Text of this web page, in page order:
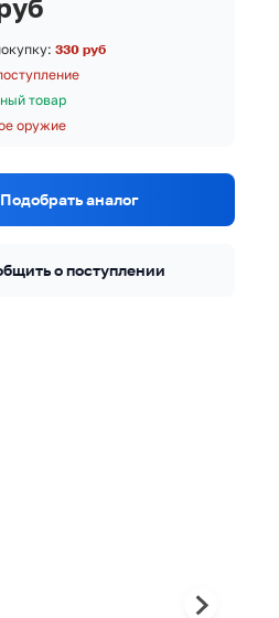
330 руб
товар
оружие
Подобрать аналог
о поступлении